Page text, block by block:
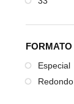
FORMATO
Especial
Redondo